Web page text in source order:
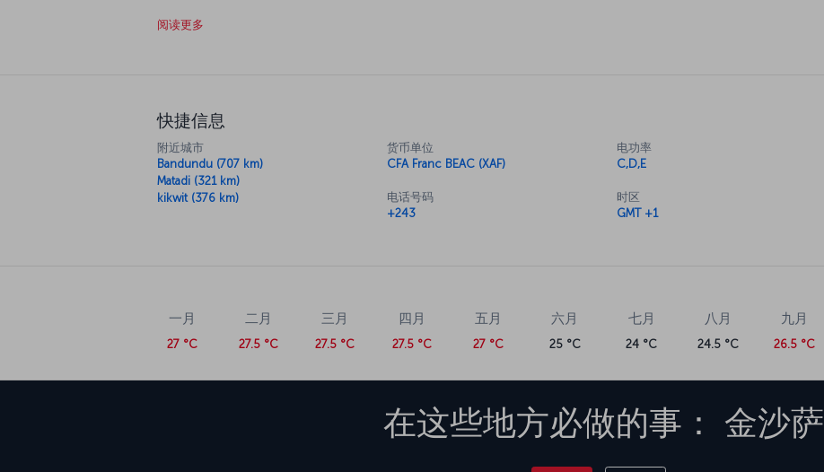
discover new and interesting places.
阅读更多
快捷信息
附近城市
Bandundu (707 km)
Matadi (321 km)
kikwit (376 km)
货币单位
CFA Franc BEAC (XAF)
电话号码
+243
电功率
C,D,E
时区
GMT +1
一月
27 °C
二月
27.5 °C
三月
27.5 °C
四月
27.5 °C
五月
27 °C
六月
25 °C
七月
24 °C
八月
24.5 °C
九月
26.5 °C
在这些地方必做的事： 金沙萨